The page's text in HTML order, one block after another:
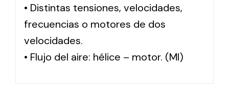
• Distintas tensiones, velocidades,
frecuencias o motores de dos
velocidades.
• Flujo del aire: hélice – motor. (MI)